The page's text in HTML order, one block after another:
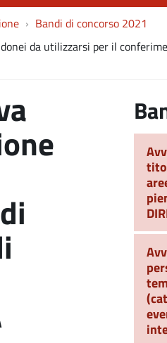
Bandi di concorso 2021
da utilizzarsi per il